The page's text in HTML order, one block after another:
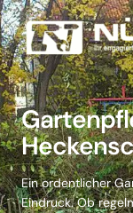
Zum
Inhalt
springen
Ein ordentlicher
Eindruck. Ob